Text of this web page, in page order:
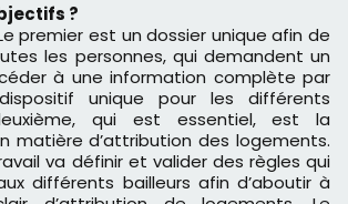
?
premier est un dossier unique afin de
les personnes, qui demandent un
à une information complète par
unique pour les différents
qui est essentiel, est la
matière d’attribution des logements.
va définir et valider des règles qui
différents bailleurs afin d’aboutir à